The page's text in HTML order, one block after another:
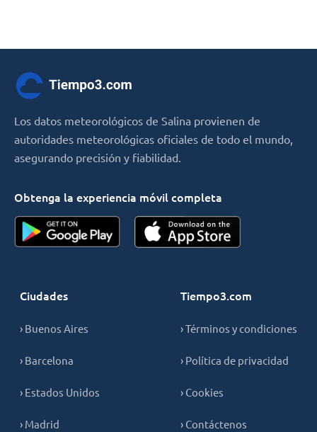
Los datos meteorológicos de Salina provienen de
autoridades meteorológicas oficiales de todo el mundo,
asegurando precisión y fiabilidad.
Obtenga la experiencia móvil completa
Ciudades
› Buenos Aires
› Barcelona
› Estados Unidos
› Madrid
Tiempo3.com
› Términos y condiciones
› Política de privacidad
› Cookies
› Contáctenos